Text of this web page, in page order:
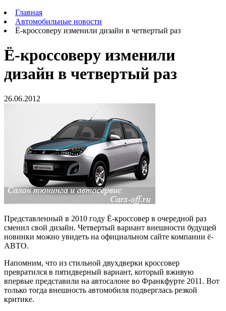
Главная
Автомобильные новости
Ё-кроссоверу изменили дизайн в четвертый раз
Ё-кроссоверу изменили
дизайн в четвертый раз
26.06.2012
Представленный в 2010 году Ё-кроссовер в очередной раз
сменил свой дизайн. Четвертый вариант внешности будущей
новинки можно увидеть на официальном сайте компании ё-
АВТО.
Напомним, что из стильной двухдверки кроссовер
превратился в пятидверный вариант, который вживую
впервые представили на автосалоне во Франкфурте 2011. Вот
только тогда внешность автомобиля подверглась резкой
критике.